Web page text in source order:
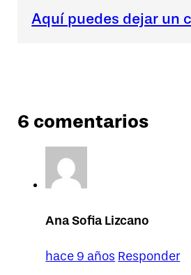
Aquí puedes dejar un
6 comentarios
Ana Sofia Lizcano
hace 9 años Responder